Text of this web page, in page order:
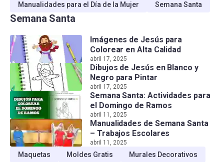
Manualidades para el Día de la Mujer
Semana Santa
Semana Santa
Imágenes de Jesús para
Colorear en Alta Calidad
abril 17, 2025
Dibujos de Jesús en Blanco y
Negro para Pintar
abril 17, 2025
Semana Santa: Actividades para
el Domingo de Ramos
abril 11, 2025
Manualidades de Semana Santa
– Trabajos Escolares
abril 11, 2025
Maquetas Moldes Gratis Murales Decorativos